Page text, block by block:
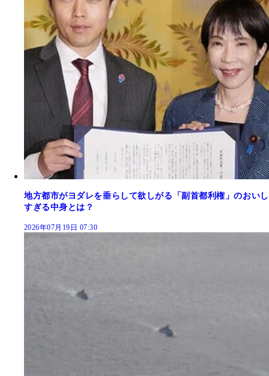
地方都市がヨダレを垂らして欲しがる「副首都利権」のおいし
すぎる中身とは？
2026年07月19日 07:30